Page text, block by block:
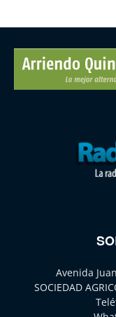
Avenida
SOCIEDAD